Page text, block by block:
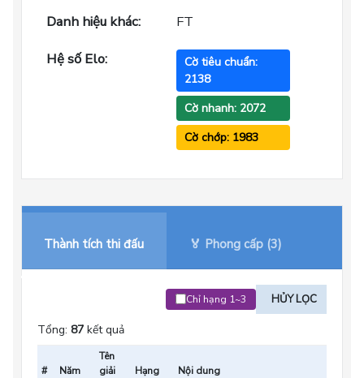
Danh hiệu khác:
FT
Hệ số Elo:
Cờ tiêu chuẩn:
2138
Cờ nhanh: 2072
Cờ chớp: 1983
Thành tích thi đấu 🏅 Phong cấp (3)
Chỉ hạng 1~3 HỦY LỌC
Tổng: 87kết quả
# Năm
Tên
giải
Hạng Nội dung